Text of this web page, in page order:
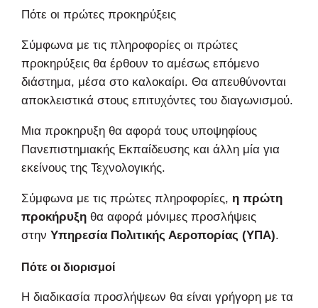
Πότε οι πρώτες προκηρύξεις
Σύμφωνα με τις πληροφορίες οι πρώτες
προκηρύξεις θα έρθουν το αμέσως επόμενο
διάστημα, μέσα στο καλοκαίρι. Θα απευθύνονται
αποκλειστικά στους επιτυχόντες του διαγωνισμού.
Μια προκηρυξη θα αφορά τους υποψηφίους
Πανεπιστημιακής Εκπαίδευσης και άλλη μία για
εκείνους της Τεχνολογικής.
Σύμφωνα με τις πρώτες πληροφορίες, η πρώτη
προκήρυξη θα αφορά μόνιμες προσλήψεις
στην Υπηρεσία Πολιτικής Αεροπορίας (ΥΠΑ).
Πότε οι διορισμοί
Η διαδικασία προσλήψεων θα είναι γρήγορη με τα